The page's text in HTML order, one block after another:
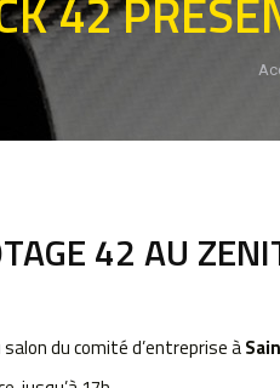
42
42 AU
salon du comité d’entreprise à